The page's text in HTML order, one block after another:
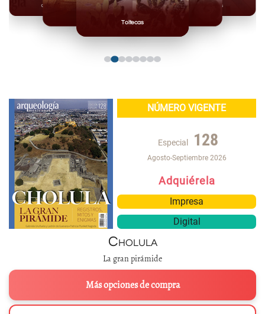
Toltecas
Mexicas
Olmecas
NÚMERO VIGENTE
Especial 128
Agosto-Septiembre 2026
Adquiérela
Impresa
Digital
Cholula
La gran pirámide
Más opciones de compra